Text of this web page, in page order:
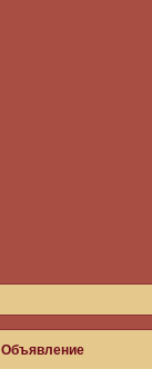
Объявление